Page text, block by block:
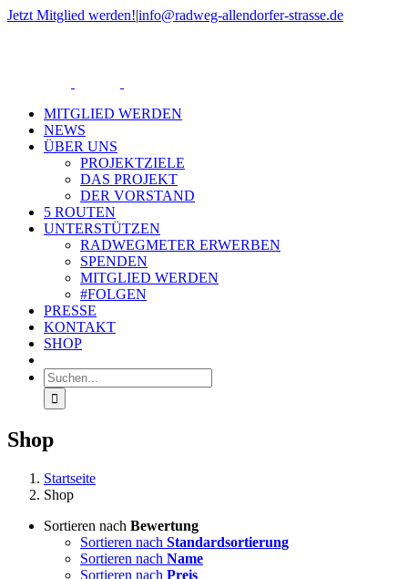
Zum
Jetzt Mitglied werden!|info@radweg-allendorfer-strasse.de
MITGLIED WERDEN
NEWS
ÜBER UNS
PROJEKTZIELE
DAS PROJEKT
DER VORSTAND
5 ROUTEN
UNTERSTÜTZEN
RADWEGMETER ERWERBEN
SPENDEN
MITGLIED WERDEN
#FOLGEN
PRESSE
KONTAKT
SHOP
Suche
nach:
Shop
Startseite
Shop
Sortieren nach Bewertung
Sortieren nach Standardsortierung
Sortieren nach Name
Sortieren nach Preis